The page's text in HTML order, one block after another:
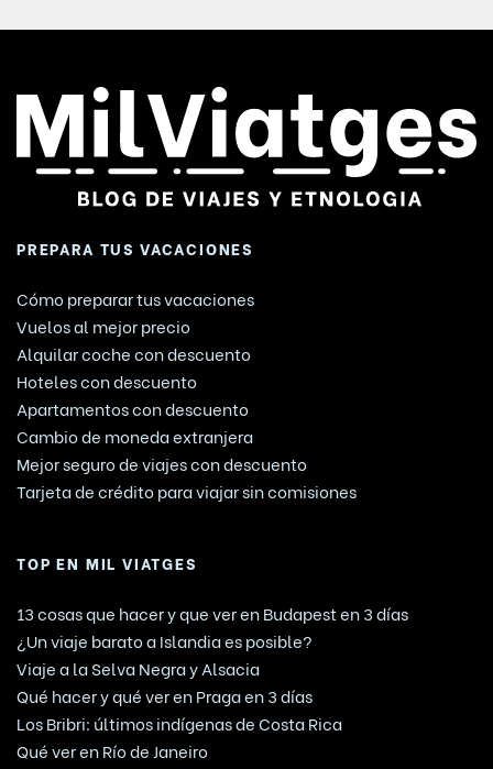
PREPARA TUS VACACIONES
Cómo preparar tus vacaciones
Vuelos al mejor precio
Alquilar coche con descuento
Hoteles con descuento
Apartamentos con descuento
Cambio de moneda extranjera
Mejor seguro de viajes con descuento
Tarjeta de crédito para viajar sin comisiones
TOP EN MIL VIATGES
13 cosas que hacer y que ver en Budapest en 3 días
¿Un viaje barato a Islandia es posible?
Viaje a la Selva Negra y Alsacia
Qué hacer y qué ver en Praga en 3 días
Los Bribri: últimos indígenas de Costa Rica
Qué ver en Río de Janeiro